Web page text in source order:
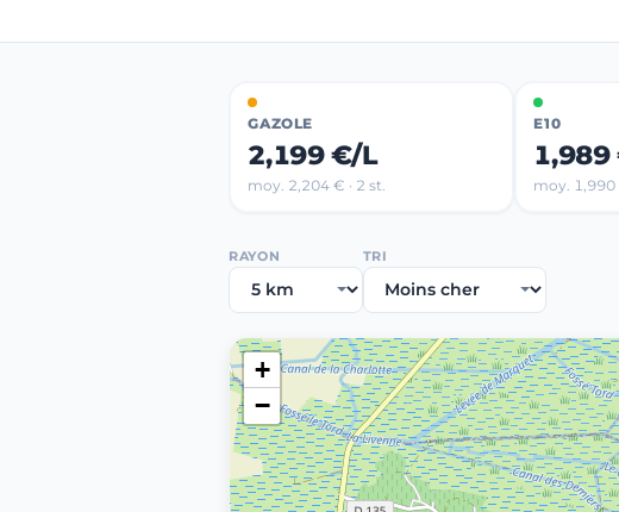
GAZOLE
2,199 €/L
moy. 2,204 € · 2 st.
E10
1,989
moy. 1,990
RAYON TRI
+
−